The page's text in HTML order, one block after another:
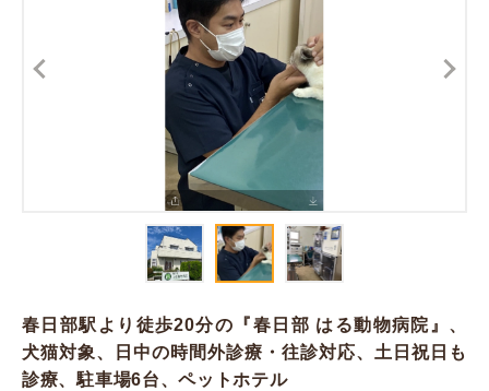
春日部駅より徒歩20分の『春日部 はる動物病院』、
犬猫対象、日中の時間外診療・往診対応、土日祝日も
診療、駐車場6台、ペットホテル